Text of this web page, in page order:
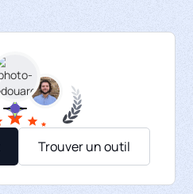
Trouver un outil